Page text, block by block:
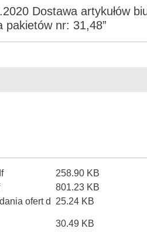
Dostawa artykułów
pakietów nr: 31,48”
258.90 KB
801.23 KB
ofert d
25.24 KB
30.49 KB